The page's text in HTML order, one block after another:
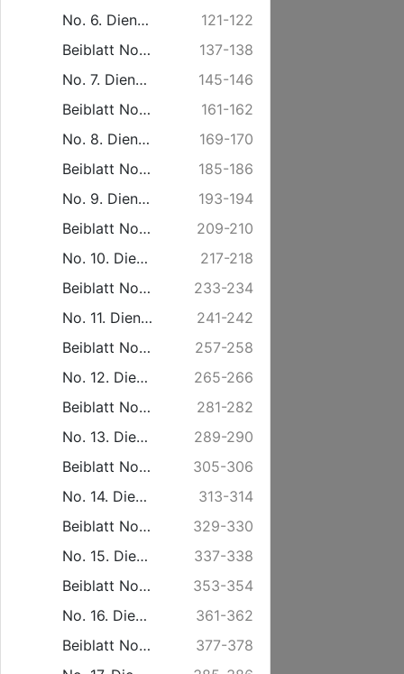
No. 6. Dienstag den 4. Februar.
121-122
Beiblatt No. 6. Freitag den 7. Februar.
137-138
No. 7. Dienstag den 11. Februar.
145-146
Beiblatt No. 7. Freitag den 14. Februar.
161-162
No. 8. Dienstag den 18. Februar.
169-170
Beiblatt No. 8. Freitag den 21. Februar.
185-186
No. 9. Dienstag den 25. Februar.
193-194
Beiblatt No. 9. Freitag den 28. Februar.
209-210
No. 10. Dienstag den 4. März.
217-218
Beiblatt No. 10. Freitag den 7. März.
233-234
No. 11. Dienstag den 11. März.
241-242
Beiblatt No. 11. Freitag den 14. März.
257-258
No. 12. Dienstag den 18. März.
265-266
Beiblatt No. 12. Freitag den 21. März.
281-282
No. 13. Dienstag den 25. März.
289-290
Beiblatt No. 13. Freitag den 28. März.
305-306
No. 14. Dienstag den 1. April.
313-314
Beiblatt No. 14. Freitag den 4. April.
329-330
No. 15. Dienstag den 8. April.
337-338
Beiblatt No. 15. Freitag den 11. April.
353-354
No. 16. Dienstag den 15. April.
361-362
Beiblatt No. 16. Freitag den 18. April.
377-378